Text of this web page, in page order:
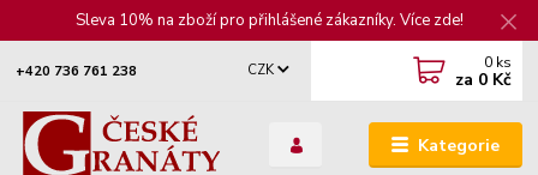
Sleva 10% na zboží pro přihlášené zákazníky. Více zde!
Kategorie
CZK
+420 736 761 238 0 ks
za 0 Kč